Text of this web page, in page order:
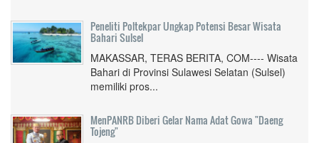
Peneliti Poltekpar Ungkap Potensi Besar Wisata
Bahari Sulsel
MAKASSAR, TERAS BERITA, COM---- Wisata
Bahari di Provinsi Sulawesi Selatan (Sulsel)
memiliki pros...
MenPANRB Diberi Gelar Nama Adat Gowa "Daeng
Tojeng"